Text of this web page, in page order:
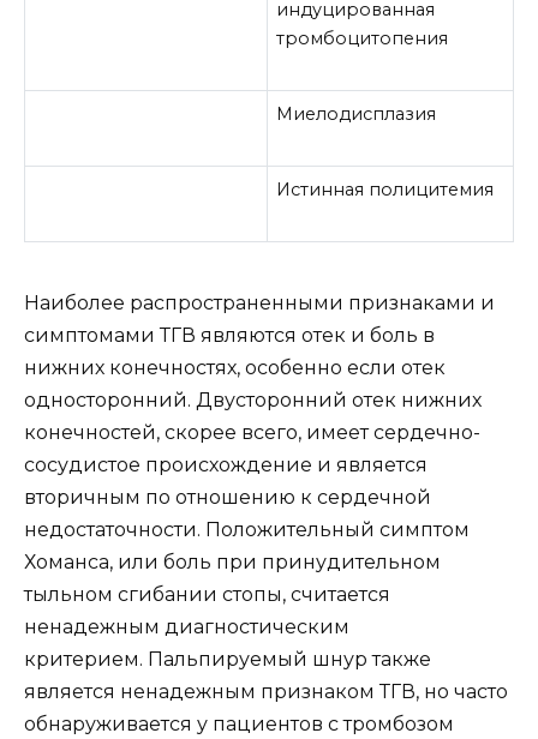
индуцированная
тромбоцитопения
Миелодисплазия
Истинная полицитемия
Наиболее распространенными признаками и
симптомами ТГВ являются отек и боль в
нижних конечностях, особенно если отек
односторонний. Двусторонний отек нижних
конечностей, скорее всего, имеет сердечно-
сосудистое происхождение и является
вторичным по отношению к сердечной
недостаточности. Положительный симптом
Хоманса, или боль при принудительном
тыльном сгибании стопы, считается
ненадежным диагностическим
критерием. Пальпируемый шнур также
является ненадежным признаком ТГВ, но часто
обнаруживается у пациентов с тромбозом